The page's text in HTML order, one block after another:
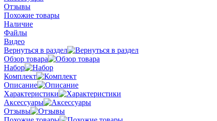
Отзывы
Похожие товары
Наличие
Файлы
Видео
Вернуться в раздел
Обзор товара
Набор
Комплект
Описание
Характеристики
Аксессуары
Отзывы